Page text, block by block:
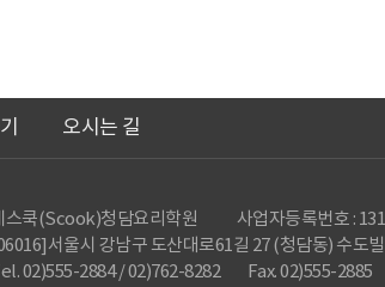
오시는 길
스쿡(Scook)청담요리학원 사업자등록번호 :
서울시 강남구 도산대로61길 27 (청담동) 수도
02)555-2884 / 02)762-8282
Fax. 02)555-2885